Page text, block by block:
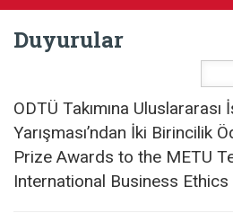
Duyurular
ODTÜ Takımına Uluslararası
Yarışması’ndan İki Birincilik
Prize Awards to the METU
International Business